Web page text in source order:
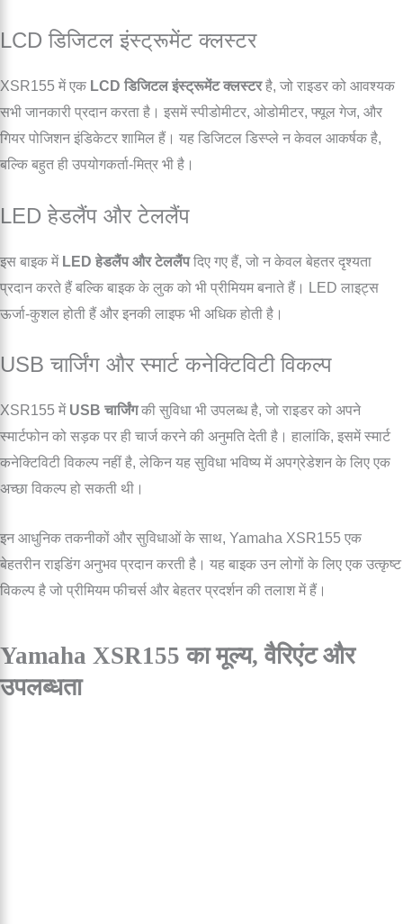
LCD डिजिटल इंस्ट्रूमेंट क्लस्टर
XSR155 में एक LCD डिजिटल इंस्ट्रूमेंट क्लस्टरहै, जो राइडर को आवश्यक
सभी जानकारी प्रदान करता है। इसमें स्पीडोमीटर, ओडोमीटर, फ्यूल गेज, और
गियर पोजिशन इंडिकेटर शामिल हैं। यह डिजिटल डिस्प्ले न केवल आकर्षक है,
बल्कि बहुत ही उपयोगकर्ता-मित्र भी है।
LED हेडलैंप और टेललैंप
इस बाइक में LED हेडलैंप और टेललैंपदिए गए हैं, जो न केवल बेहतर दृश्यता
प्रदान करते हैं बल्कि बाइक के लुक को भी प्रीमियम बनाते हैं। LED लाइट्स
ऊर्जा-कुशल होती हैं और इनकी लाइफ भी अधिक होती है।
USB चार्जिंग और स्मार्ट कनेक्टिविटी विकल्प
XSR155 में USB चार्जिंगकी सुविधा भी उपलब्ध है, जो राइडर को अपने
स्मार्टफोन को सड़क पर ही चार्ज करने की अनुमति देती है। हालांकि, इसमें स्मार्ट
कनेक्टिविटी विकल्प नहीं है, लेकिन यह सुविधा भविष्य में अपग्रेडेशन के लिए एक
अच्छा विकल्प हो सकती थी।
इन आधुनिक तकनीकों और सुविधाओं के साथ, Yamaha XSR155 एक
बेहतरीन राइडिंग अनुभव प्रदान करती है। यह बाइक उन लोगों के लिए एक उत्कृष्ट
विकल्प है जो प्रीमियम फीचर्स और बेहतर प्रदर्शन की तलाश में हैं।
Yamaha XSR155 का मूल्य, वैरिएंट और
उपलब्धता